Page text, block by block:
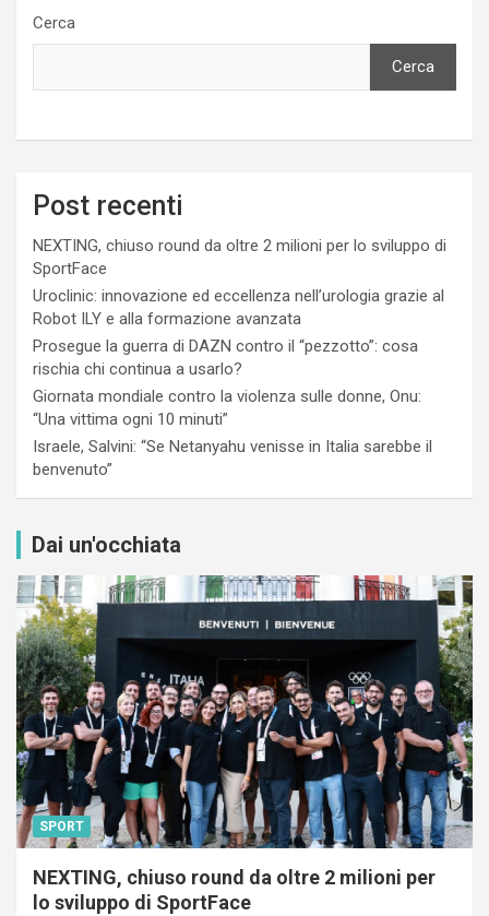
Cerca
Cerca
Post recenti
NEXTING, chiuso round da oltre 2 milioni per lo sviluppo di
SportFace
Uroclinic: innovazione ed eccellenza nell’urologia grazie al
Robot ILY e alla formazione avanzata
Prosegue la guerra di DAZN contro il “pezzotto”: cosa
rischia chi continua a usarlo?
Giornata mondiale contro la violenza sulle donne, Onu:
“Una vittima ogni 10 minuti”
Israele, Salvini: “Se Netanyahu venisse in Italia sarebbe il
benvenuto”
Dai un'occhiata
SPORT
NEXTING, chiuso round da oltre 2 milioni per
lo sviluppo di SportFace